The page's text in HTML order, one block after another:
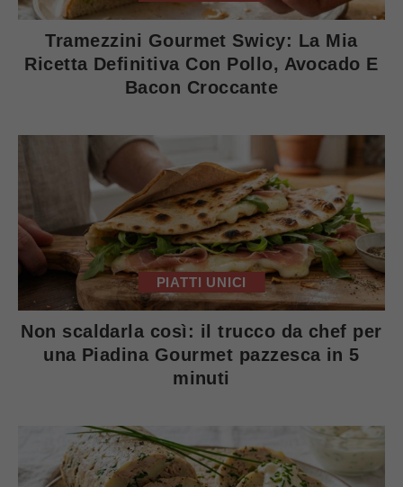
Tramezzini Gourmet Swicy: La Mia
Ricetta Definitiva Con Pollo, Avocado E
Bacon Croccante
PIATTI UNICI
Non scaldarla così: il trucco da chef per
una Piadina Gourmet pazzesca in 5
minuti